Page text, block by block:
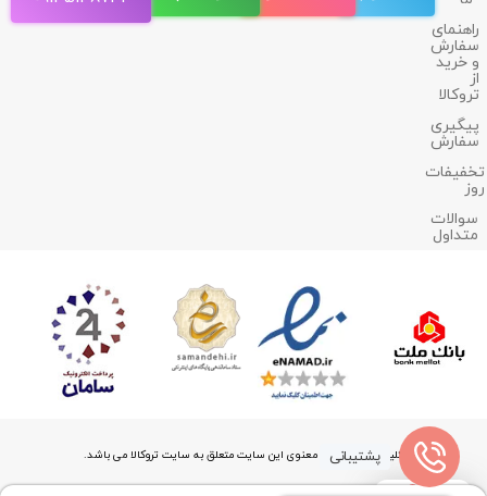
راهنمای
سفارش
و خرید
از
تروکالا
پیگیری
سفارش
تخفیفات
روز
سوالات
متداول
کلیه حقوق مادی و معنوی این سایت متعلق به سایت تروکالا می باشد.
پشتیبانی